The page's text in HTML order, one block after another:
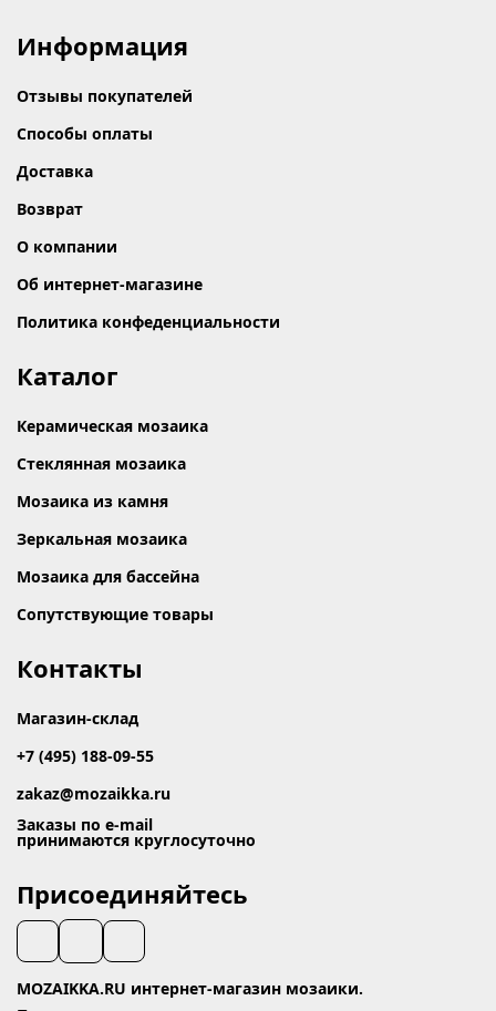
Информация
Отзывы покупателей
Способы оплаты
Доставка
Возврат
О компании
Об интернет-магазине
Политика конфеденциальности
Каталог
Керамическая мозаика
Стеклянная мозаика
Мозаика из камня
Зеркальная мозаика
Мозаика для бассейна
Сопутствующие товары
Контакты
Магазин-склад
+7 (495) 188-09-55
zakaz@mozaikka.ru
Заказы по e-mail
принимаются круглосуточно
Присоединяйтесь
MOZAIKKA.RU интернет-магазин мозаики.